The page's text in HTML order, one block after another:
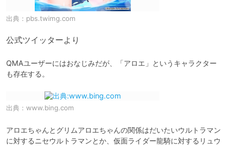
出典： pbs.twimg.com
公式ツイッターより
QMAユーザーにはおなじみだが、「アロエ」というキャラクター
も存在する。
出典： www.bing.com
アロエちゃんとグリムアロエちゃんの関係はだいたいウルトラマン
に対するニセウルトラマンとか、仮面ライダー龍騎に対するリュウ